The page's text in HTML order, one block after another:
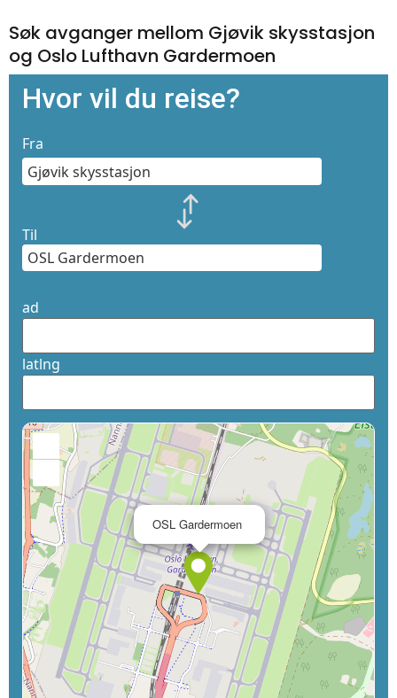
Søk avganger mellom Gjøvik skysstasjon
og Oslo Lufthavn Gardermoen
Hvor vil du reise?
Fra
Til
ad
latlng
OSL Gardermoen